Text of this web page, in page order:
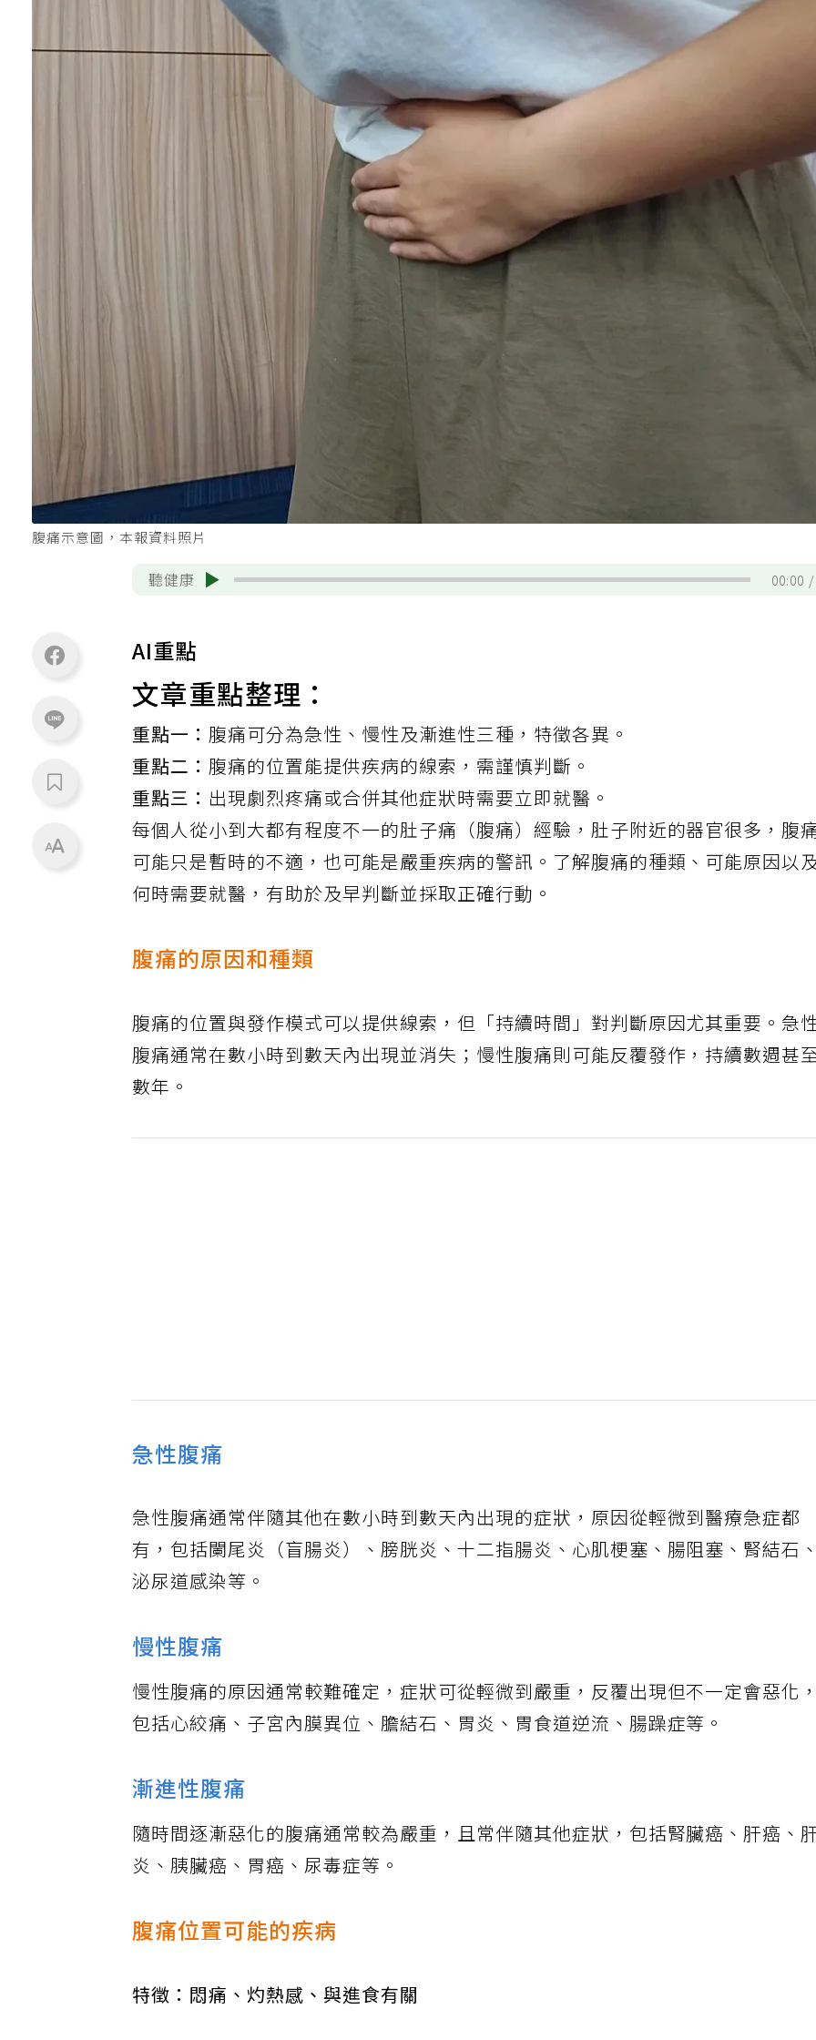
腹痛示意圖，本報資料照片
聽健康 00:00
AI重點
文章重點整理：
重點一：腹痛可分為急性、慢性及漸進性三種，特徵各異。
重點二：腹痛的位置能提供疾病的線索，需謹慎判斷。
重點三： 出現劇烈疼痛或合併其他症狀時需要立即就醫。
每個人從小到大都有程度不一的肚子痛（腹痛）經驗，肚子附近的器官很多，腹痛
可能只是暫時的不適，也可能是嚴重疾病的警訊。了解腹痛的種類、可能原因以
何時需要就醫，有助於及早判斷並採取正確行動。
腹痛的原因和種類
腹痛的位置與發作模式可以提供線索，但「持續時間」對判斷原因尤其重要。急
腹痛通常在數小時到數天內出現並消失；慢性腹痛則可能反覆發作，持續數週甚
數年。
急性腹痛
急性腹痛通常伴隨其他在數小時到數天內出現的症狀，原因從輕微到醫療急症都
有，包括闌尾炎（盲腸炎）、膀胱炎、十二指腸炎、心肌梗塞、腸阻塞、腎結石、
泌尿道感染等。
慢性腹痛
慢性腹痛的原因通常較難確定，症狀可從輕微到嚴重，反覆出現但不一定會惡化，
包括心絞痛、子宮內膜異位、膽結石、胃炎、胃食道逆流、腸躁症等。
漸進性腹痛
隨時間逐漸惡化的腹痛通常較為嚴重，且常伴隨其他症狀，包括腎臟癌、肝癌、肝
炎、胰臟癌、胃癌、尿毒症等。
腹痛位置可能的疾病
特徵：悶痛、灼熱感、與進食有關